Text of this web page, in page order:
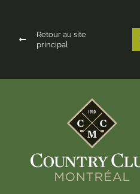
Retour au site
principal